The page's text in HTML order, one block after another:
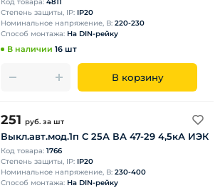
Степень защиты, IP: IP20
Номинальное напряжение, В: 220-230
Способ монтажа: На DIN-рейку
В наличии 16 шт
В корзину
251 руб. за шт
Выкл.авт.мод.1п C 25А ВА 47-29 4,5кА ИЭК
Код товара: 1766
Степень защиты, IP: IP20
Номинальное напряжение, В: 230-400
Способ монтажа: На DIN-рейку